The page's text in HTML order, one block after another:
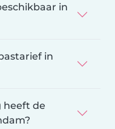
in
in
heeft de